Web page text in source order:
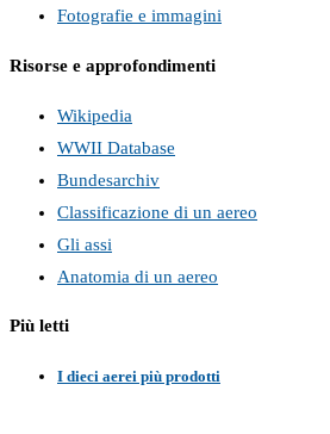
Fotografie e immagini
Risorse e approfondimenti
Wikipedia
WWII Database
Bundesarchiv
Classificazione di un aereo
Gli assi
Anatomia di un aereo
Più letti
I dieci aerei più prodotti